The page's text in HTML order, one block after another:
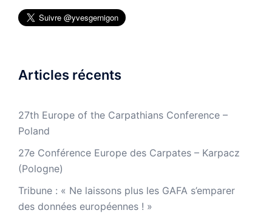
Articles récents
27th Europe of the Carpathians Conference –
Poland
27e Conférence Europe des Carpates – Karpacz
(Pologne)
Tribune : « Ne laissons plus les GAFA s’emparer
des données européennes ! »